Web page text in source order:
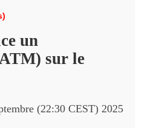
un
sur le
(22:30 CEST) 2025